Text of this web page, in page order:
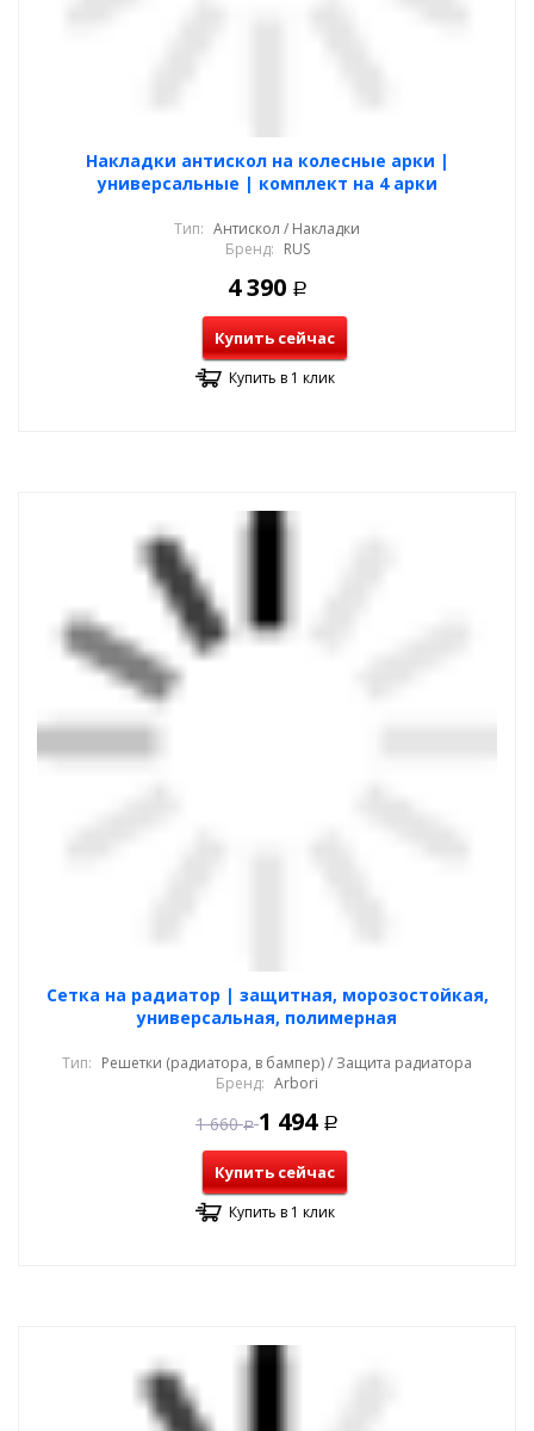
Накладки антискол на колесные арки |
универсальные | комплект на 4 арки
Тип: Антискол / Накладки
Бренд: RUS
4 390 Р
Купить сейчас
Купить в 1 клик
Cетка на радиатор | защитная, морозостойкая,
универсальная, полимерная
Тип: Решетки (радиатора, в бампер) / Защита радиатора
Бренд: Arbori
1 660 Р 1 494 Р
Купить сейчас
Купить в 1 клик